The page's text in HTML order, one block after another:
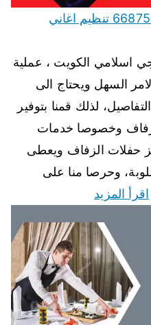
دي جي اسلامي الكويت 66875552 تنظيم اغاني
اسلامي الكويت ، عملية
السهل ويحتاج الى
لذلك قمنا بتوفير
وخصوصا خدمات
حفلات الزفاف ويعطى
وحرصا منا على
اقرأ المزيد